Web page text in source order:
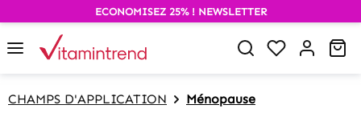
springen
ECONOMISEZ 25% ! NEWSLETTER
Du hast 0
CHAMPS D'APPLICATION Ménopause